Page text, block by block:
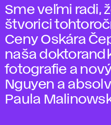
Sme veľmi radi,
štvorici
Ceny Oskára
naša
fotografie a
Nguyen a
Paula